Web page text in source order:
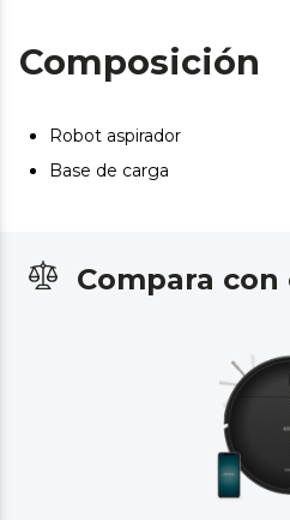
permite limpiar de forma
Composición
Robot aspirador
Base de carga
Compara